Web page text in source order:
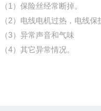
（1）保险丝经常断掉。
（2）电线电机过热，电线保
（3）异常声音和气味
（4）其它异常情况。